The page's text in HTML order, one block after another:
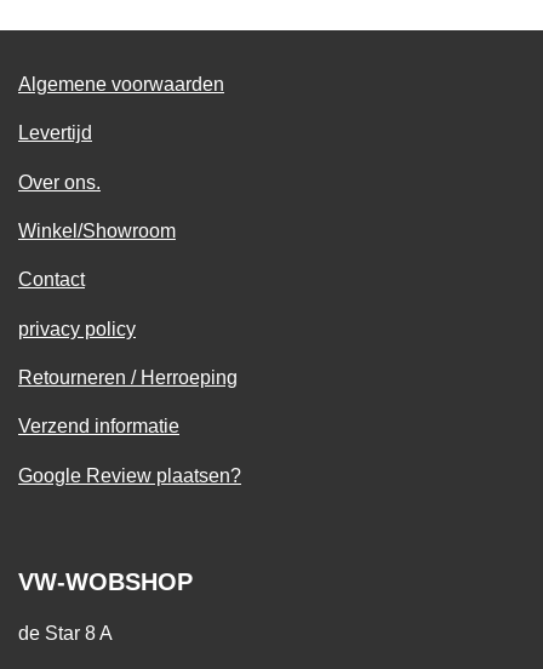
Algemene voorwaarden
Levertijd
Over ons.
Winkel/Showroom
Contact
privacy policy
Retourneren / Herroeping
Verzend informatie
Google Review plaatsen?
VW-WOBSHOP
de Star 8 A